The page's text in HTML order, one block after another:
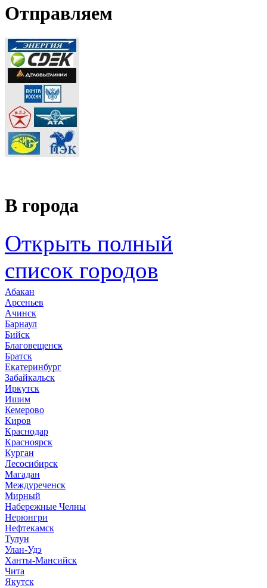
Отправляем
В города
Открыть полный
список городов
Абакан
Арсеньев
Ачинск
Барнаул
Бийск
Благовещенск
Братск
Екатеринбург
Забайкальск
Иркутск
Ишим
Кемерово
Киров
Краснодар
Красноярск
Курган
Лесосибирск
Магадан
Междуреченск
Мирный
Набережные Челны
Нерюнгри
Нефтекамск
Тулун
Улан-Удэ
Ханты-Мансийск
Чита
Якутск